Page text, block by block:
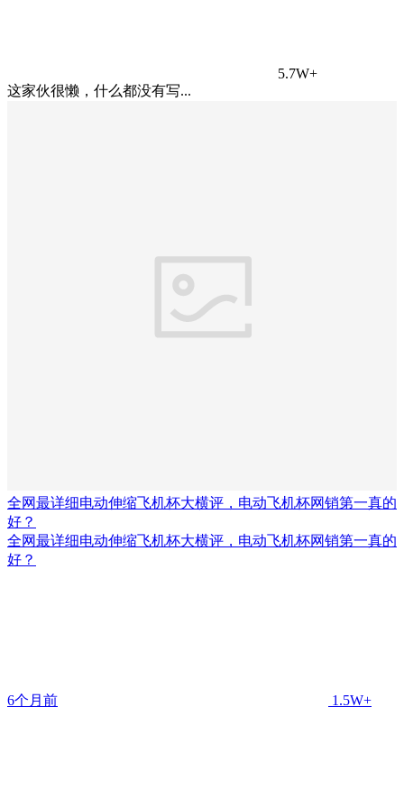
5.7W+
这家伙很懒，什么都没有写...
全网最详细电动伸缩飞机杯大横评，电动飞机杯网销第一真的
好？
全网最详细电动伸缩飞机杯大横评，电动飞机杯网销第一真的
好？
6个月前 1.5W+